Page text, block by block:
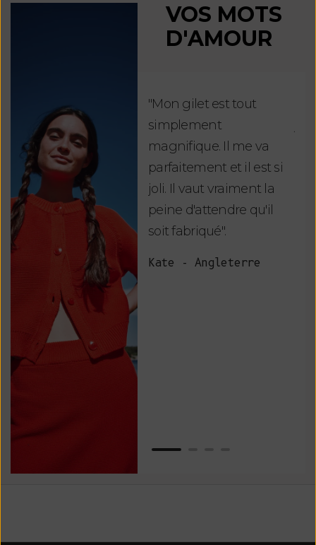
VOS MOTS
D'AMOUR
"Mon gilet est tout
simplement
magnifique. Il me va
parfaitement et il est si
joli. Il vaut vraiment la
peine d'attendre qu'il
soit fabriqué".
Kate - Angleterre